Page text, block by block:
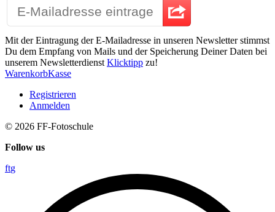
Mit der Eintragung der E-Mailadresse in unseren Newsletter stimmst
Du dem Empfang von Mails und der Speicherung Deiner Daten bei
unserem Newsletterdienst Klicktipp zu!
WarenkorbKasse
Registrieren
Anmelden
© 2026 FF-Fotoschule
Follow us
ftg